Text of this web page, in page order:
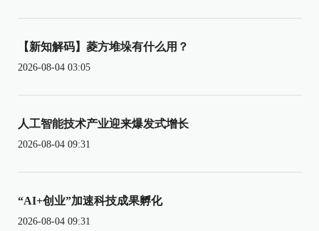
【新知解码】菱方堆垛有什么用？
2026-08-04 03:05
人工智能技术产业迎来爆发式增长
2026-08-04 09:31
“AI+创业”加速科技成果孵化
2026-08-04 09:31